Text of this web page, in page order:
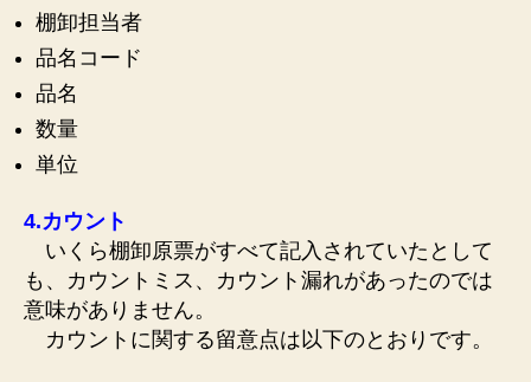
棚卸担当者
品名コード
品名
数量
単位
4.カウント
いくら棚卸原票がすべて記入されていたとして
も、カウントミス、カウント漏れがあったのでは
意味がありません。
カウントに関する留意点は以下のとおりです。